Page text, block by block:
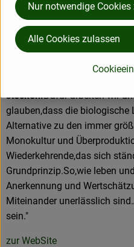
Sonnentor
A 3913 Sprögnitz
"Wir von Sonnentor glauben
stecken.Dafür arbeiten wir
glauben,dass die
Alternative zu den immer
Monokultur und
Wiederkehrende,das sich
Grundprinzip.So,wie leben
Anerkennung und
Miteinander unerlässlich
sein."
zur WebSite
Nur notwendige Cookies
Alle Cookies zulassen